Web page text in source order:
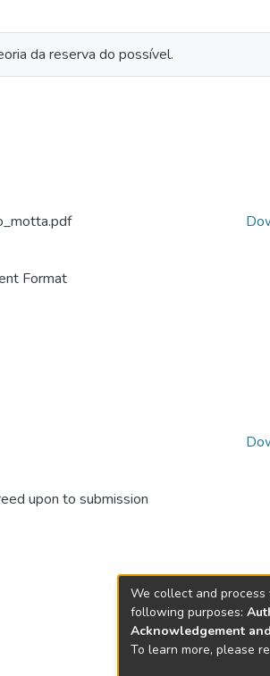
da reserva do possível.
Format
upon to submission
We collect and
following purposes:
Acknowledgement
To learn more, please